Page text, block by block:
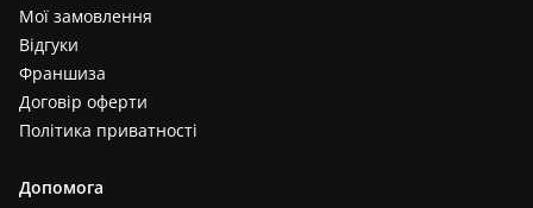
Мої замовлення
Відгуки
Франшиза
Договір оферти
Політика приватності
Допомога